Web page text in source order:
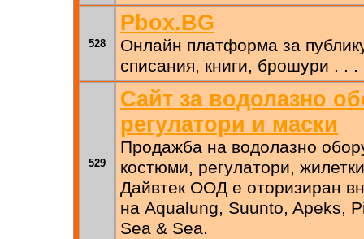
528
Pbox.BG
Онлайн платформа за
списания, книги, брошури . . .
529
Сайт за водолазно
регулатори и маски
Продажба на водолазно
костюми, регулатори,
Дайвтек ООД е оторизиран
на Aqualung, Suunto, Apeks,
Sea & Sea.